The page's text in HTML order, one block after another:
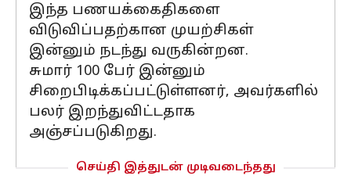
இந்த பணயக்கைதிகளை
விடுவிப்பதற்கான முயற்சிகள்
இன்னும் நடந்து வருகின்றன.
சுமார் 100 பேர் இன்னும்
சிறைபிடிக்கப்பட்டுள்ளனர், அவர்களில்
பலர் இறந்துவிட்டதாக
அஞ்சப்படுகிறது.
செய்தி இத்துடன் முடிவடைந்தது